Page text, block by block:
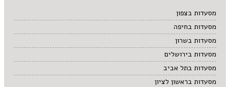
מרקים
מתוקים
סיני
סנדוויץ' בר
פאב
מסעדות בצפון
מסעדות בחיפה
מסעדות בשרון
מסעדות בירושלים
מסעדות בתל אביב
מסעדות בראשון לציון